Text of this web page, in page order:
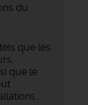
du
que les
que le